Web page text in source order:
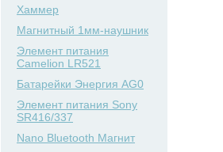
Хаммер
Магнитный 1мм-наушник
Элемент питания
Camelion LR521
Батарейки Энергия AG0
Элемент питания Sony
SR416/337
Nano Bluetooth Магнит